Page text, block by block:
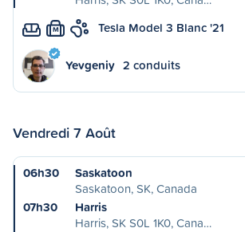
M Tesla Model 3 Blanc '21
Yevgeniy 2 conduits
Vendredi 7 Août
06h30
Saskatoon
Saskatoon, SK, Canada
07h30
Harris
Harris, SK S0L 1K0, Cana…